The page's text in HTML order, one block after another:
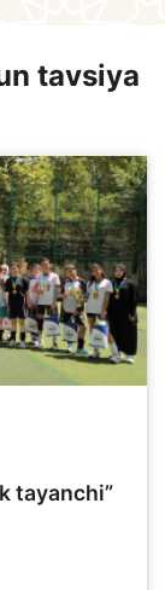
tavsiya
tayanchi”